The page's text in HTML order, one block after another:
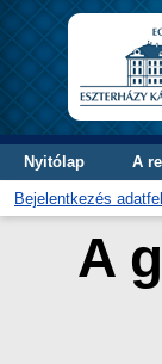
Nyitólap A
Bejelentkezés
A